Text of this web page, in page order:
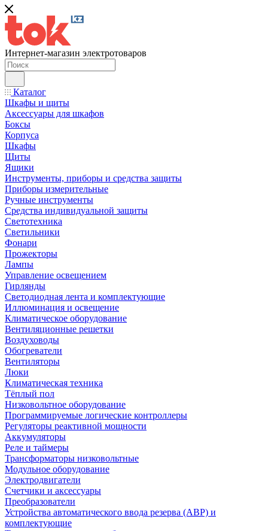
Интернет-магазин электротоваров
Каталог
Шкафы и щиты
Аксессуары для шкафов
Боксы
Корпуса
Шкафы
Щиты
Ящики
Инструменты, приборы и средства защиты
Приборы измерительные
Ручные инструменты
Средства индивидуальной защиты
Светотехника
Светильники
Фонари
Прожекторы
Лампы
Управление освещением
Гирлянды
Светодиодная лента и комплектующие
Иллюминация и освещение
Климатическое оборудование
Вентиляционные решетки
Воздуховоды
Обогреватели
Вентиляторы
Люки
Климатическая техника
Тёплый пол
Низковольтное оборудование
Программируемые логические контроллеры
Регуляторы реактивной мощности
Аккумуляторы
Реле и таймеры
Трансформаторы низковольтные
Модульное оборудование
Электродвигатели
Счетчики и аксессуары
Преобразователи
Устройства автоматического ввода резерва (АВР) и
комплектующие